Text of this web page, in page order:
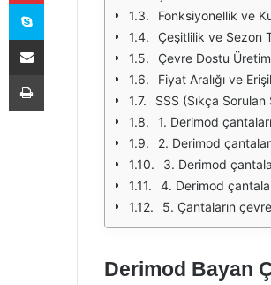
Fonksiyonellik ve
Çeşitlilik ve Sezon
Çevre Dostu Üretim
Fiyat Aralığı ve
SSS (Sıkça Sorulan
1. Derimod
2. Derimod
3. Derimod
4. Derimod
5. Çantaların
Derimod Bayan
Skype
E-Posta ile paylaş